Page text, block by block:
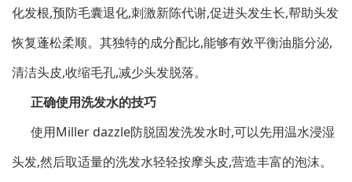
化发根,预防毛囊退化,刺激新陈代谢,促进头发生长,帮助头发
恢复蓬松柔顺。其独特的成分配比,能够有效平衡油脂分泌,
清洁头皮,收缩毛孔,减少头发脱落。
正确使用洗发水的技巧
使用Miller dazzle防脱固发洗发水时,可以先用温水浸湿
头发,然后取适量的洗发水轻轻按摩头皮,营造丰富的泡沫。